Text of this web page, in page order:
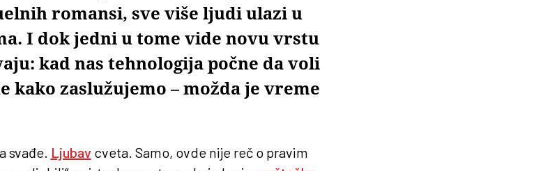
romansi, sve više ljudi ulazi u
I dok jedni u tome vide novu vrstu
kad nas tehnologija počne da voli
kako zaslužujemo – možda je vreme
svađe. Ljubavcveta. Samo, ovde nije reč o pravim